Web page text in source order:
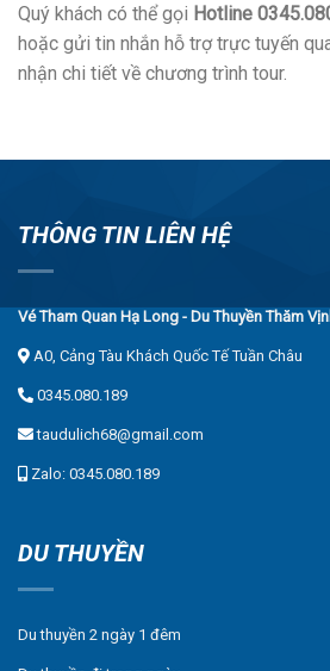
Quý khách có thể gọi Hotline
hoặc gửi tin nhắn hỗ trợ trực tuyến
nhận chi tiết về chương trình tour.
THÔNG TIN LIÊN HỆ
Vé Tham Quan Hạ Long - Du Thuyền Thăm
A0, Cảng Tàu Khách Quốc Tế Tuần Châu
0345.080.189
taudulich68@gmail.com
Zalo: 0345.080.189
DU THUYỀN
Du thuyền 2 ngày 1 đêm